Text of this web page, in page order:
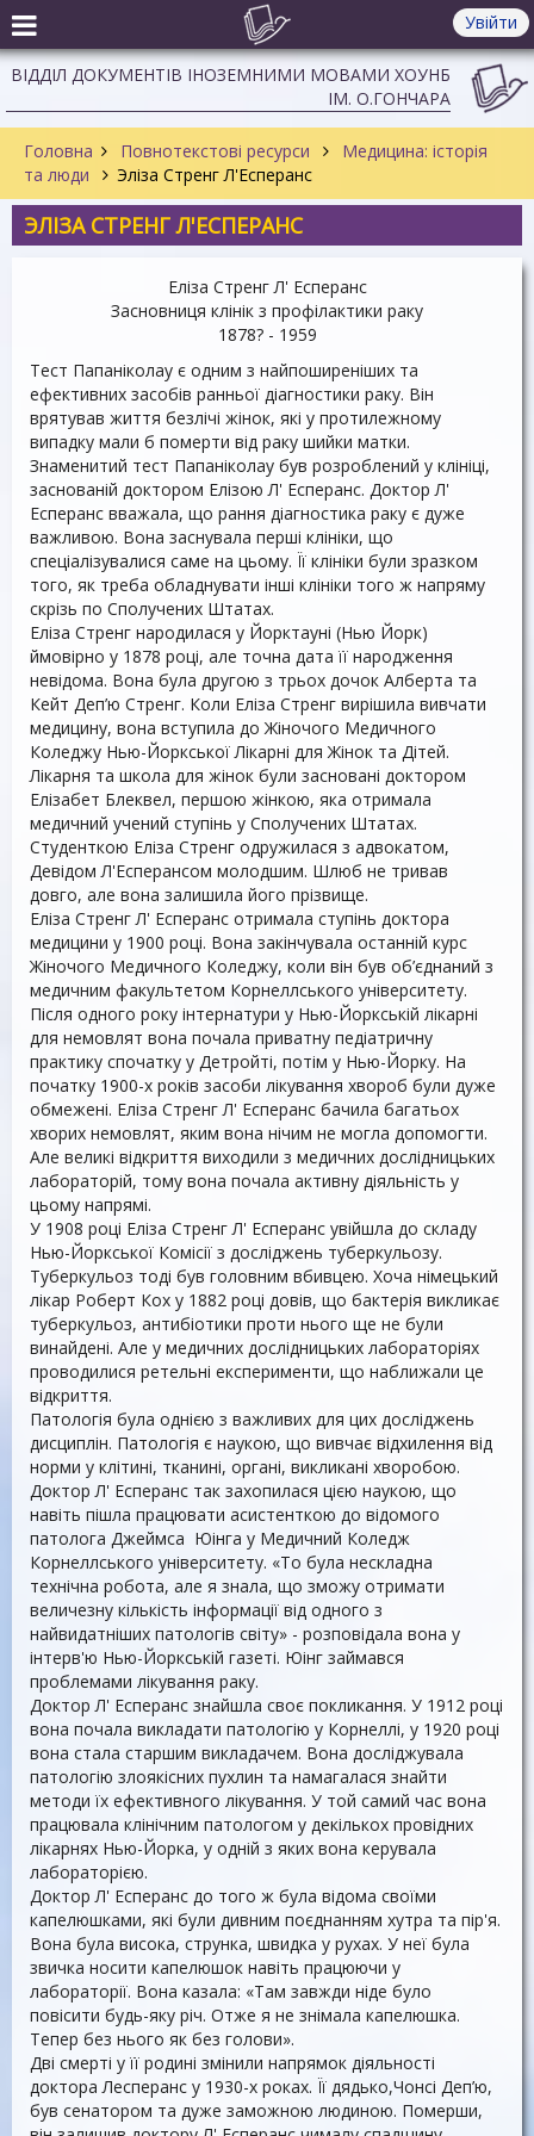
Увійти
ВІДДІЛ ДОКУМЕНТІВ ІНОЗЕМНИМИ МОВАМИ ХОУНБ
ІМ. О.ГОНЧАРА
Головна Повнотекстові ресурси
Медицина: історія
та люди
Эліза Стренг Л'Есперанс
ЭЛІЗА СТРЕНГ Л'ЕСПЕРАНС
Еліза Стренг Л' Есперанс
Засновниця клінік з профілактики раку
1878? - 1959
Тест Папаніколау є одним з найпоширеніших та
ефективних засобів ранньої діагностики раку. Він
врятував життя безлічі жінок, які у протилежному
випадку мали б померти від раку шийки матки.
Знаменитий тест Папаніколау був розроблений у клініці,
заснованій доктором Елізою Л' Есперанс. Доктор Л'
Есперанс вважала, що рання діагностика раку є дуже
важливою. Вона заснувала перші клініки, що
спеціалізувалися саме на цьому. Її клініки були зразком
того, як треба обладнувати інші клініки того ж напряму
скрізь по Сполучених Штатах.
Еліза Стренг народилася у Йорктауні (Нью Йорк)
ймовірно у 1878 році, але точна дата її народження
невідома. Вона була другою з трьох дочок Алберта та
Кейт Деп’ю Стренг. Коли Еліза Стренг вирішила вивчати
медицину, вона вступила до Жіночого Медичного
Коледжу Нью-Йоркської Лікарні для Жінок та Дітей.
Лікарня та школа для жінок були засновані доктором
Елізабет Блеквел, першою жінкою, яка отримала
медичний учений ступінь у Сполучених Штатах.
Студенткою Еліза Стренг одружилася з адвокатом,
Девідом Л'Есперансом молодшим. Шлюб не тривав
довго, але вона залишила його прізвище.
Еліза Стренг Л' Есперанс отримала ступінь доктора
медицини у 1900 році. Вона закінчувала останній курс
Жіночого Медичного Коледжу, коли він був об’єднаний з
медичним факультетом Корнеллського університету.
Після одного року інтернатури у Нью-Йоркській лікарні
для немовлят вона почала приватну педіатричну
практику спочатку у Детройті, потім у Нью-Йорку. На
початку 1900-х років засоби лікування хвороб були дуже
обмежені. Еліза Стренг Л' Есперанс бачила багатьох
хворих немовлят, яким вона нічим не могла допомогти.
Але великі відкриття виходили з медичних дослідницьких
лабораторій, тому вона почала активну діяльність у
цьому напрямі.
У 1908 році Еліза Стренг Л' Есперанс увійшла до складу
Нью-Йоркської Комісії з досліджень туберкульозу.
Туберкульоз тоді був головним вбивцею. Хоча німецький
лікар Роберт Кох у 1882 році довів, що бактерія викликає
туберкульоз, антибіотики проти нього ще не були
винайдені. Але у медичних дослідницьких лабораторіях
проводилися ретельні експерименти, що наближали це
відкриття.
Патологія була однією з важливих для цих досліджень
дисциплін. Патологія є наукою, що вивчає відхилення від
норми у клітині, тканині, органі, викликані хворобою.
Доктор Л' Есперанс так захопилася цією наукою, що
навіть пішла працювати асистенткою до відомого
патолога Джеймса Юінга у Медичний Коледж
Корнеллського університету. «То була нескладна
технічна робота, але я знала, що зможу отримати
величезну кількість інформації від одного з
найвидатніших патологів світу» - розповідала вона у
інтерв'ю Нью-Йоркській газеті. Юінг займався
проблемами лікування раку.
Доктор Л' Есперанс знайшла своє покликання. У 1912 році
вона почала викладати патологію у Корнеллі, у 1920 році
вона стала старшим викладачем. Вона досліджувала
патологію злоякісних пухлин та намагалася знайти
методи їх ефективного лікування. У той самий час вона
працювала клінічним патологом у декількох провідних
лікарнях Нью-Йорка, у одній з яких вона керувала
лабораторією.
Доктор Л' Есперанс до того ж була відома своїми
капелюшками, які були дивним поєднанням хутра та пір'я.
Вона була висока, струнка, швидка у рухах. У неї була
звичка носити капелюшок навіть працюючи у
лабораторії. Вона казала: «Там завжди ніде було
повісити будь-яку річ. Отже я не знімала капелюшка.
Тепер без нього як без голови».
Дві смерті у її родині змінили напрямок діяльності
доктора Лесперанс у 1930-х роках. Її дядько,Чонсі Деп’ю,
був сенатором та дуже заможною людиною. Померши,